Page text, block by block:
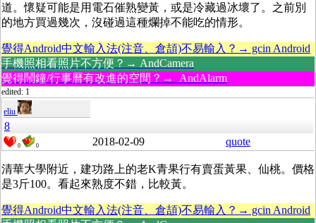
道。懷疑可能是用電石催熟變黃，或是冷藏過冰壞了。之前別
的地方買過幾次，沒碰過這種爛掉不能吃的情形。
覺得Android中文輸入法(注音、倉頡)不易輸入？→ gcin Android
手機照相看照片不方便？→ AndCamera
覺得鬧鐘/行事曆有改進的空間？→ AndAlarm
edited: 1
eliu
8
0 0 2018-02-09 quote
清華大學附近，建功路上的老K青果行有賣蛋黃果、仙桃。價格
是3斤100。看起來熟度不錯，比較黃。
覺得Android中文輸入法(注音、倉頡)不易輸入？→ gcin Android